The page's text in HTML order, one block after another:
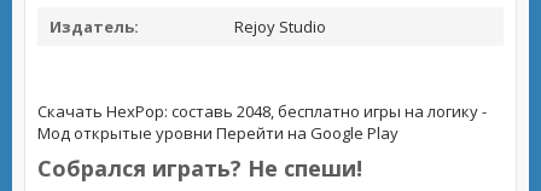
Издатель:
Rejoy Studio
Скачать HexPop: составь 2048, бесплатно игры на логику -
Мод открытые уровни Перейти на Google Play
Собрался играть? Не спеши!